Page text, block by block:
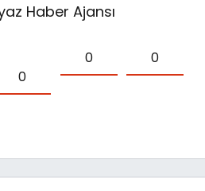
Haber Ajansı
0
0 0